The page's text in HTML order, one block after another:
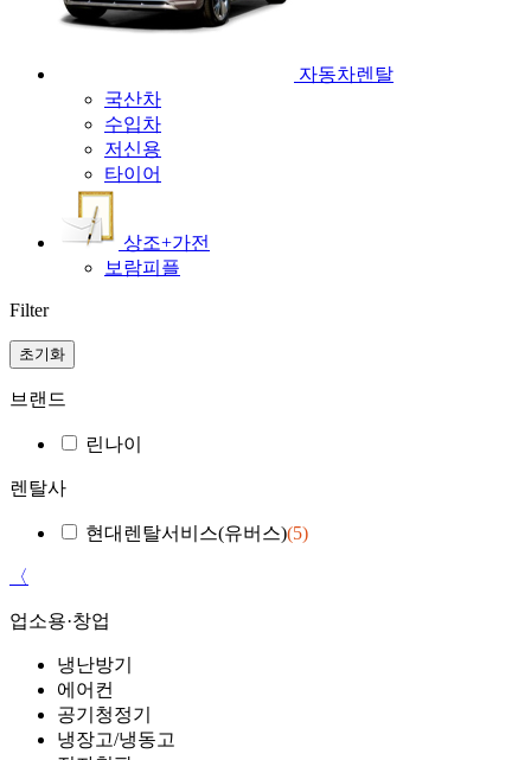
자동차렌탈
국산차
수입차
저신용
타이어
상조+가전
보람피플
Filter
초기화
브랜드
린나이
렌탈사
현대렌탈서비스(유버스)(5)
〈
업소용·창업
냉난방기
에어컨
공기청정기
냉장고/냉동고